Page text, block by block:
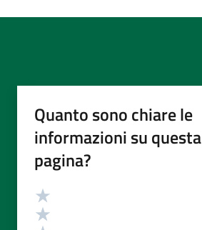
Quanto sono chiare le
informazioni su questa
pagina?
Valutazione